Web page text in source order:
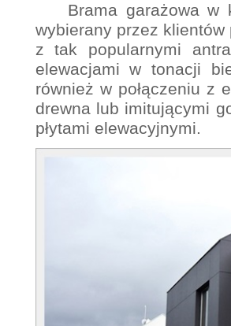
Brama garażowa w
wybierany przez
z tak popularnymi
elewacjami w tonacji
również w połączeniu z
drewna lub imitującymi
płytami elewacyjnymi.